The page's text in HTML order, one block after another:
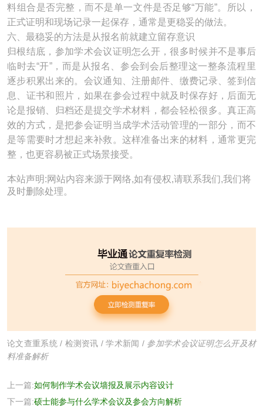
料组合是否完整，而不是单一文件是否足够“万能”。所以，
正式证明和现场记录一起保存，通常是更稳妥的做法。
六、最稳妥的方法是从报名前就建立留存意识
归根结底，参加学术会议证明怎么开，很多时候并不是事后
临时去“开”，而是从报名、参会到会后整理这一整条流程里
逐步积累出来的。会议通知、注册邮件、缴费记录、签到信
息、证书和照片，如果在参会过程中就及时保存好，后面无
论是报销、归档还是提交学术材料，都会轻松很多。真正高
效的方式，是把参会证明当成学术活动管理的一部分，而不
是等需要时才想起来补救。这样准备出来的材料，通常更完
整，也更容易被正式场景接受。
本站声明:网站内容来源于网络,如有侵权,请联系我们,我们将
及时删除处理。
论文查重系统/ 检测资讯 /学术新闻 / 参加学术会议证明怎么开及材
料准备解析
上一篇:如何制作学术会议墙报及展示内容设计
下一篇:硕士能参与什么学术会议及参会方向解析